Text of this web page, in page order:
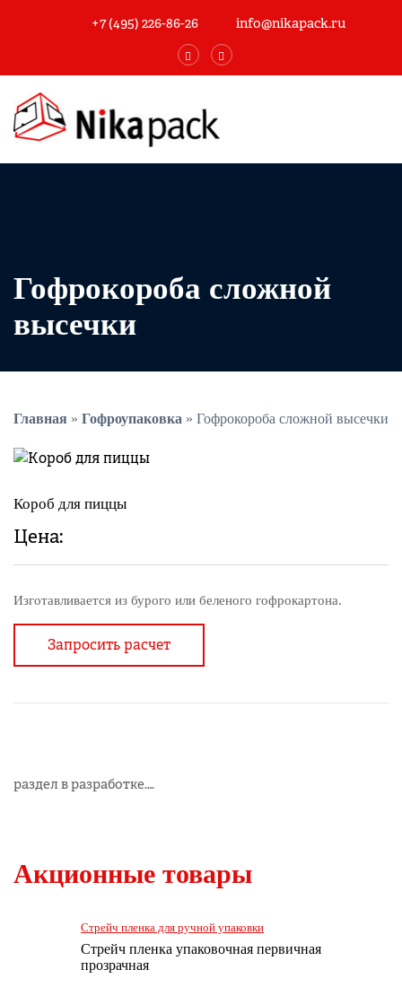
+7 (495) 226-86-26 info@nikapack.ru
Гофрокороба сложной
высечки
Главная » Гофроупаковка » Гофрокороба сложной высечки
Короб для пиццы
Цена:
Изготавливается из бурого или беленого гофрокартона.
Запросить расчет
раздел в разработке….
Акционные товары
Стрейч пленка для ручной упаковки
Стрейч пленка упаковочная первичная
прозрачная